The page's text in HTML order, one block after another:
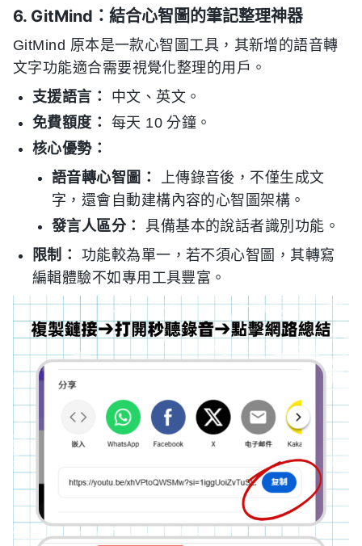
6. GitMind：結合心智圖的筆記整理神器
GitMind 原本是一款心智圖工具，其新增的語音轉
文字功能適合需要視覺化整理的用戶。
支援語言：
中文、英文。
免費額度：
每天 10 分鐘。
核心優勢：
語音轉心智圖：
上傳錄音後，不僅生成文
字，還會自動建構內容的心智圖架構。
發言人區分：
具備基本的說話者識別功能。
限制：
功能較為單一，若不須心智圖，其轉寫
編輯體驗不如專用工具豐富。